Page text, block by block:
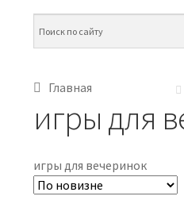
Главная
игры для
игры для вечеринок